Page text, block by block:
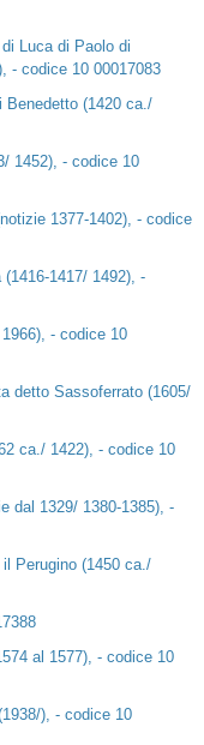
Luca di Paolo di
- codice 10 00017083
Benedetto (1420 ca./
1452), - codice 10
1377-1402), - codice
1417/ 1492), -
- codice 10
detto Sassoferrato (1605/
ca./ 1422), - codice 10
dal 1329/ 1380-1385), -
Perugino (1450 ca./
al 1577), - codice 10
), - codice 10